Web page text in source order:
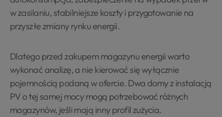
w zasilaniu, stabilniejsze koszty i przygotowanie na
przyszłe zmiany rynku energii.
Dlatego przed zakupem magazynu energii warto
wykonać analizę, a nie kierować się wyłącznie
pojemnością podaną w ofercie. Dwa domy z instalacją
PV o tej samej mocy mogą potrzebować różnych
magazynów, jeśli mają inny profil zużycia.